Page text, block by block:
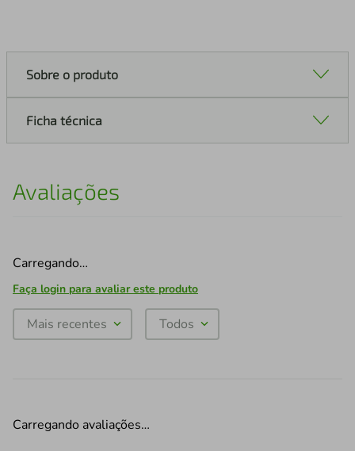
Sobre o produto
Ficha técnica
Avaliações
Carregando…
Faça login para avaliar este produto
Mais recentes Todos
Carregando avaliações…